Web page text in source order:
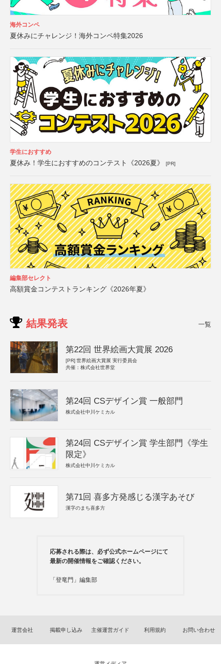
海外コンペ
夏休みにチャレンジ！海外コンペ特集2026
学生におすすめ
夏休み！学生におすすめのコンテスト《2026夏》 [PR]
編集部セレクト
高額賞金コンテストランキング《2026年夏》
結果発表 一覧
第22回 世界絵画大賞展 2026
[PR] 世界絵画大賞展 実行委員会
共催：株式会社世界堂
第24回 CSデザイン賞 一般部門
株式会社中川ケミカル
第24回 CSデザイン賞 学生部門《学生
限定》
株式会社中川ケミカル
第71回 喜多方発感じる漢字あそび
漢字のまち喜多方
応募される際は、必ず公式ホームページにて
最新の開催情報をご確認ください。
「登竜門」編集部
運営会社 掲載申し込み 主催運営ガイド 利用規約 お問い合わせ